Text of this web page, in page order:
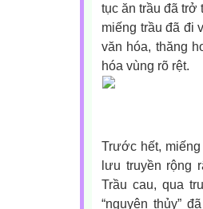
tục ăn trầu đã trở
miếng trầu đã đi
văn hóa, thăng
hóa vùng rõ rệt.
Trước hết,
lưu truyền rộng
Trầu cau, qua
“nguyên thủy”